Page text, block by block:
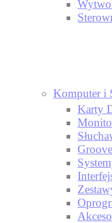
Komputer i
Karty